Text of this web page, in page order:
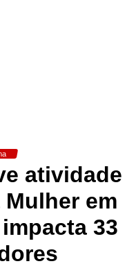
atividade
em
33